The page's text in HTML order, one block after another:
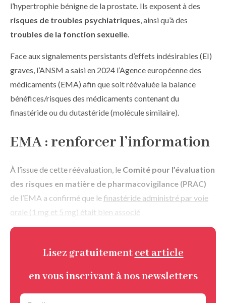
l’hypertrophie bénigne de la prostate. Ils exposent à des
risques de troubles psychiatriques, ainsi qu’à des
troubles de la fonction sexuelle.
Face aux signalements persistants d’effets indésirables (EI)
graves, l’ANSM a saisi en 2024 l’Agence européenne des
médicaments (EMA) afin que soit réévaluée la balance
bénéfices/risques des médicaments contenant du
finastéride ou du dutastéride (molécule similaire).
EMA : renforcer l’information
À l’issue de cette réévaluation, le Comité pour l’évaluation
des risques en matière de pharmacovigilance (PRAC)
de l’EMA a confirmé que lefinastéride administré par voie
orale (1 mg et 5 mg) était bien associé
Lisez gratuitement cet article
en vous inscrivant à nos newsletters